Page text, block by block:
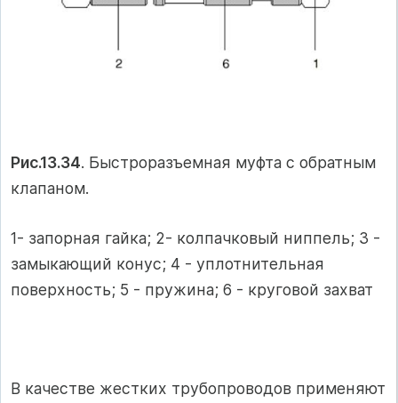
Рис.13.34. Быстроразъемная муфта с обратным
клапаном.
1- запорная гайка; 2- колпачковый ниппель; 3 -
замыкающий конус; 4 - уплотнительная
поверхность; 5 - пружина; 6 - круговой захват
В качестве жестких трубопроводов применяют